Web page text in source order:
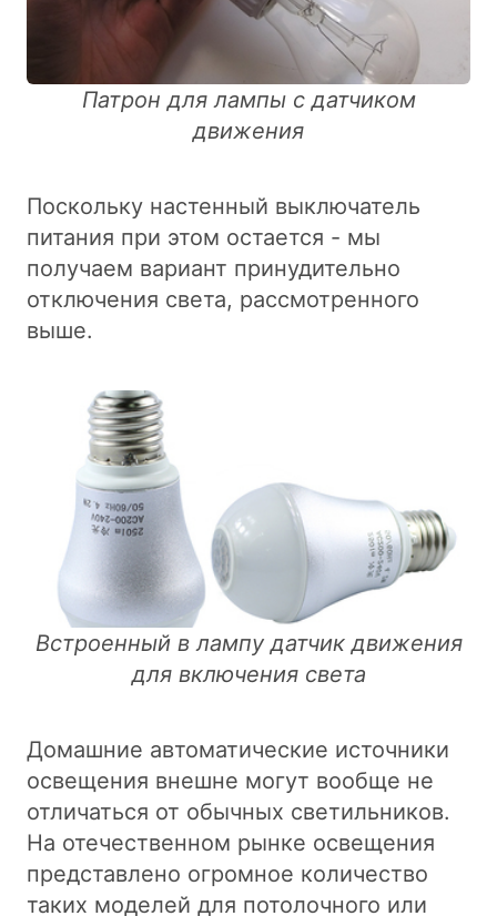
Патрон для лампы с датчиком
движения
Поскольку настенный выключатель
питания при этом остается - мы
получаем вариант принудительно
отключения света, рассмотренного
выше.
Встроенный в лампу датчик движения
для включения света
Домашние автоматические источники
освещения внешне могут вообще не
отличаться от обычных светильников.
На отечественном рынке освещения
представлено огромное количество
таких моделей для потолочного или